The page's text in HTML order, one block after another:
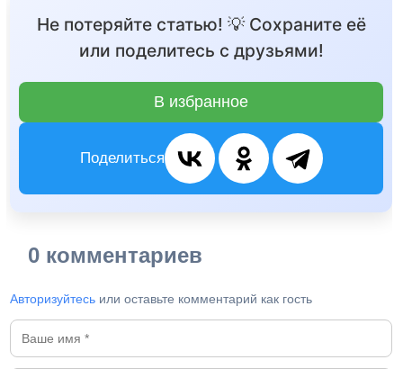
Не потеряйте статью! 💡 Сохраните её
или поделитесь с друзьями!
В избранное
Поделиться
0 комментариев
Авторизуйтесь или оставьте комментарий как гость